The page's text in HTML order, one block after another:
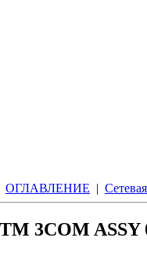
ОГЛАВЛЕНИЕ |
3COM ASSY